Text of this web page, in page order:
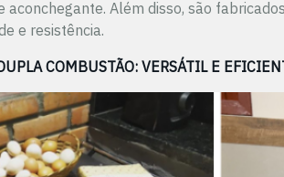
aconchegante. Além disso, são
e resistência.
COMBUSTÃO: VERSÁTIL E